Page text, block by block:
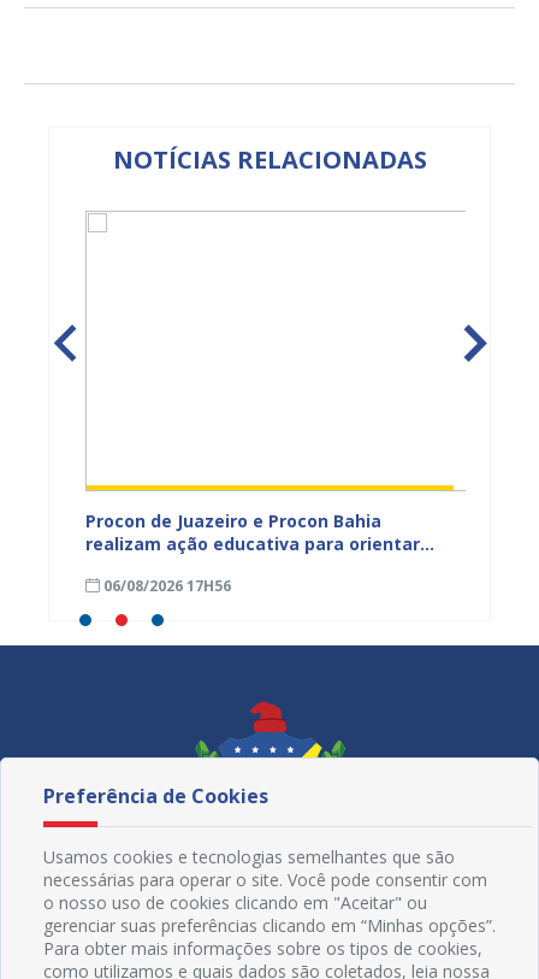
NOTÍCIAS RELACIONADAS
Procon de Juazeiro e Procon Bahia
realizam ação educativa para orientar
06/08/2026 17H56
Preferência de Cookies
Usamos cookies e tecnologias semelhantes que são
necessárias para operar o site. Você pode consentir com
o nosso uso de cookies clicando em "Aceitar" ou
gerenciar suas preferências clicando em “Minhas opções”.
Para obter mais informações sobre os tipos de cookies,
como utilizamos e quais dados são coletados, leia nossa